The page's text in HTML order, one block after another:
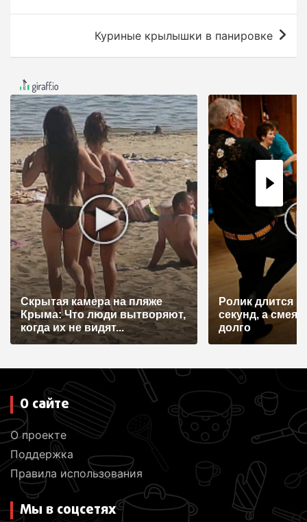
а
ц
и
я
п
о
з
а
п
и
с
я
Куриные крылышки в панировке
Скрытая камера на пляже
Крыма: Что люди вытворяют,
когда их не видят...
Ролик длится
секунд, а
долго
О сайте
О проекте
Поддержка
Правила использования
Мы в соцсетях